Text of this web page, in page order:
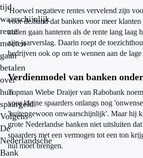
tijd
waarschijnlijk
rente
moeten
gaan
betalen
over
hun
spaargeld.
Volgens
De
Nederlandsche
Bank
'Hoewel negatieve rentes vervelend zijn
voor de hand dat banken voor meer klanten
zullen gaan hanteren als de rente lang
zijn jaarverslag. Daarin roept de
bedrijven ook op om te wennen aan de lage
Verdienmodel van banken
Topman Wiebe Draijer van Rabobank
voor kleine spaarders onlangs nog
'buitengewoon onwaarschijnlijk'. Maar hij
grote Nederlandse banken niet uitsluiten
spaarders met een vermogen tot een ton
nul moet brengen.